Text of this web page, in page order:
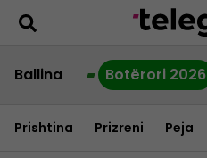
Ballina Botërori 2026
Prishtina Prizreni Peja